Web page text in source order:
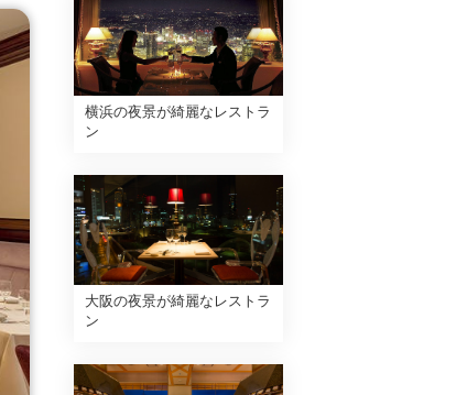
横浜の夜景が綺麗なレストラ
ン
大阪の夜景が綺麗なレストラ
ン